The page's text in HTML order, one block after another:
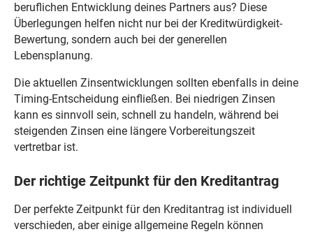
beruflichen Entwicklung deines Partners aus? Diese
Überlegungen helfen nicht nur bei der Kreditwürdigkeit-
Bewertung, sondern auch bei der generellen
Lebensplanung.
Die aktuellen Zinsentwicklungen sollten ebenfalls in deine
Timing-Entscheidung einfließen. Bei niedrigen Zinsen
kann es sinnvoll sein, schnell zu handeln, während bei
steigenden Zinsen eine längere Vorbereitungszeit
vertretbar ist.
Der richtige Zeitpunkt für den Kreditantrag
Der perfekte Zeitpunkt für den Kreditantrag ist individuell
verschieden, aber einige allgemeine Regeln können